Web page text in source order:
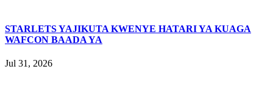
STARLETS YAJIKUTA KWENYE HATARI YA KUAGA
WAFCON BAADA YA
Jul 31, 2026